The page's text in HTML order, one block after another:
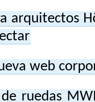
arquitectos
web
ruedas